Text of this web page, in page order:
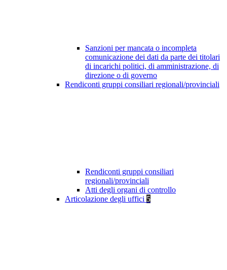
Sanzioni per mancata o incompleta
comunicazione dei dati da parte dei titolari
di incarichi politici, di amministrazione, di
direzione o di governo
Rendiconti gruppi consiliari regionali/provinciali
Rendiconti gruppi consiliari
regionali/provinciali
Atti degli organi di controllo
Articolazione degli uffici 5